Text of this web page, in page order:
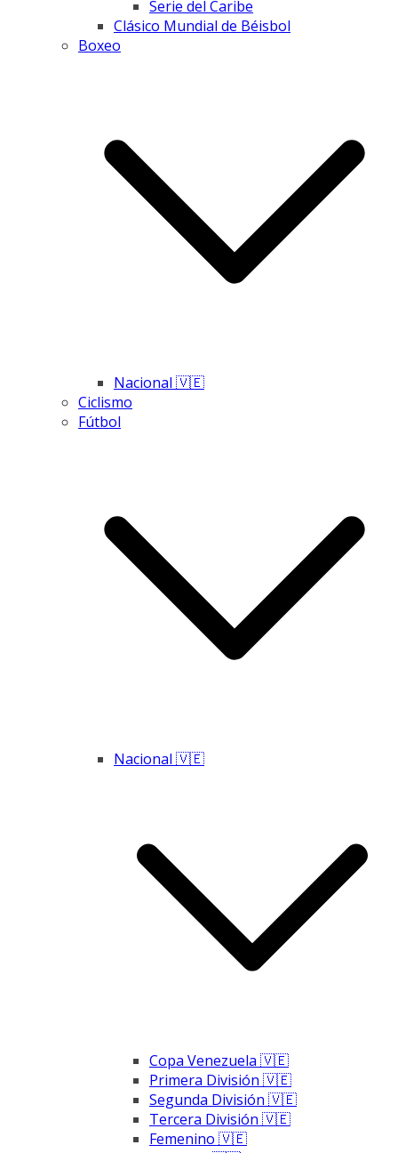
Serie del Caribe
Clásico Mundial de Béisbol
Boxeo
Nacional 🇻🇪
Ciclismo
Fútbol
Nacional 🇻🇪
Copa Venezuela 🇻🇪
Primera División 🇻🇪
Segunda División 🇻🇪
Tercera División 🇻🇪
Femenino 🇻🇪